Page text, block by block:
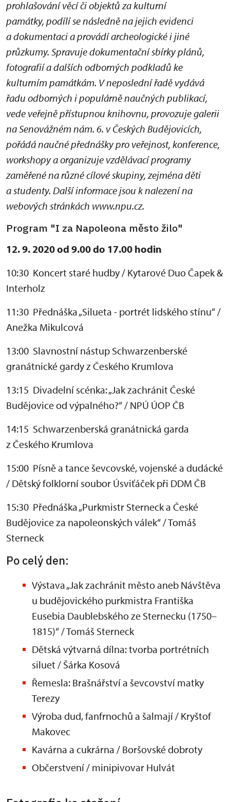
prohlašování věcí či objektů za kulturní
památky, podílí se následně na jejich evidenci
a dokumentaci a provádí archeologické i jiné
průzkumy. Spravuje dokumentační sbírky plánů,
fotografií a dalších odborných podkladů ke
kulturním památkám. V neposlední řadě vydává
řadu odborných i populárně naučných publikací,
vede veřejně přístupnou knihovnu, provozuje galerii
na Senovážném nám. 6. v Českých Budějovicích,
pořádá naučné přednášky pro veřejnost, konference,
workshopy a organizuje vzdělávací programy
zaměřené na různé cílové skupiny, zejména děti
a studenty. Další informace jsou k nalezení na
webových stránkách www.npu.cz.
Program "I za Napoleona město žilo"
12. 9. 2020 od 9.00 do 17.00 hodin
10:30 Koncert staré hudby / Kytarové Duo Čapek &
Interholz
11:30 Přednáška „Silueta - portrét lidského stínu“ /
Anežka Mikulcová
13:00 Slavnostní nástup Schwarzenberské
granátnické gardy z Českého Krumlova
13:15 Divadelní scénka: „Jak zachránit České
Budějovice od výpalného?“ / NPÚ ÚOP ČB
14:15 Schwarzenberská granátnická garda
z Českého Krumlova
15:00 Písně a tance ševcovské, vojenské a dudácké
/ Dětský folklorní soubor Úsviťáček při DDM ČB
15:30 Přednáška „Purkmistr Sterneck a České
Budějovice za napoleonských válek“ / Tomáš
Sterneck
Po celý den:
Výstava „Jak zachránit město aneb Návštěva
u budějovického purkmistra Františka
Eusebia Daublebského ze Sternecku (1750–
1815)“ / Tomáš Sterneck
Dětská výtvarná dílna: tvorba portrétních
siluet / Šárka Kosová
Řemesla: Brašnářství a ševcovství matky
Terezy
Výroba dud, fanfrnochů a šalmají / Kryštof
Makovec
Kavárna a cukrárna / Boršovské dobroty
Občerstvení / minipivovar Hulvát